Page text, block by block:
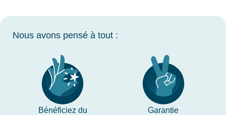
Nous avons pensé à tout :
Bénéficiez du
Garantie